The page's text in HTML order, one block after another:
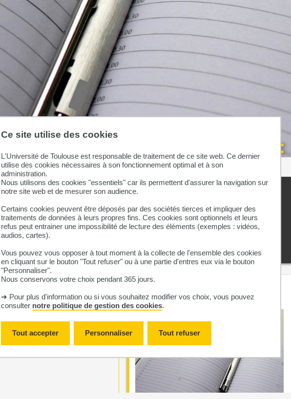
Ce site utilise des cookies
L'Université de Toulouse est responsable de traitement de ce site web. Ce dernier
utilise des cookies nécessaires à son fonctionnement optimal et à son
administration.
Nous utilisons des cookies "essentiels" car ils permettent d'assurer la navigation sur
notre site web et de mesurer son audience.
Certains cookies peuvent être déposés par des sociétés tierces et impliquer des
traitements de données à leurs propres fins. Ces cookies sont optionnels et leurs
refus peut entrainer une impossibilité de lecture des éléments (exemples : vidéos,
audios, cartes).
Vous pouvez vous opposer à tout moment à la collecte de l'ensemble des cookies
en cliquant sur le bouton "Tout refuser" ou à une partie d'entres eux via le bouton
"Personnaliser".
Nous conservons votre choix pendant 365 jours.
➜ Pour plus d'information ou si vous souhaitez modifier vos choix, vous pouvez
consulter notre politique de gestion des cookies.
Tout accepter Tout refuser
Personnaliser
Documentsà
télécharger
Budô et genres.pdf
À lire aussi